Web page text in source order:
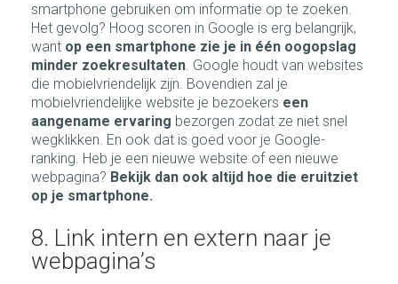
smartphone gebruiken om informatie op te zoeken.
Het gevolg? Hoog scoren in Google is erg belangrijk,
want op een smartphone zie je in één oogopslag
minder zoekresultaten. Google houdt van websites
die mobielvriendelijk zijn. Bovendien zal je
mobielvriendelijke website je bezoekers een
aangename ervaring bezorgen zodat ze niet snel
wegklikken. En ook dat is goed voor je Google-
ranking. Heb je een nieuwe website of een nieuwe
webpagina? Bekijk dan ook altijd hoe die eruitziet
op je smartphone.
8. Link intern en extern naar je
webpagina’s